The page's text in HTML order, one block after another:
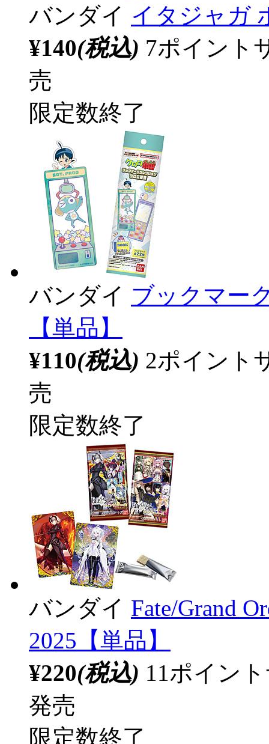
バンダイ イタジャガ
¥140(税込) 7ポイント
売
限定数終了
バンダイ ブックマー
【単品】
¥110(税込) 2ポイント
売
限定数終了
バンダイ Fate/Grand
2025【単品】
¥220(税込) 11ポイン
発売
限定数終了